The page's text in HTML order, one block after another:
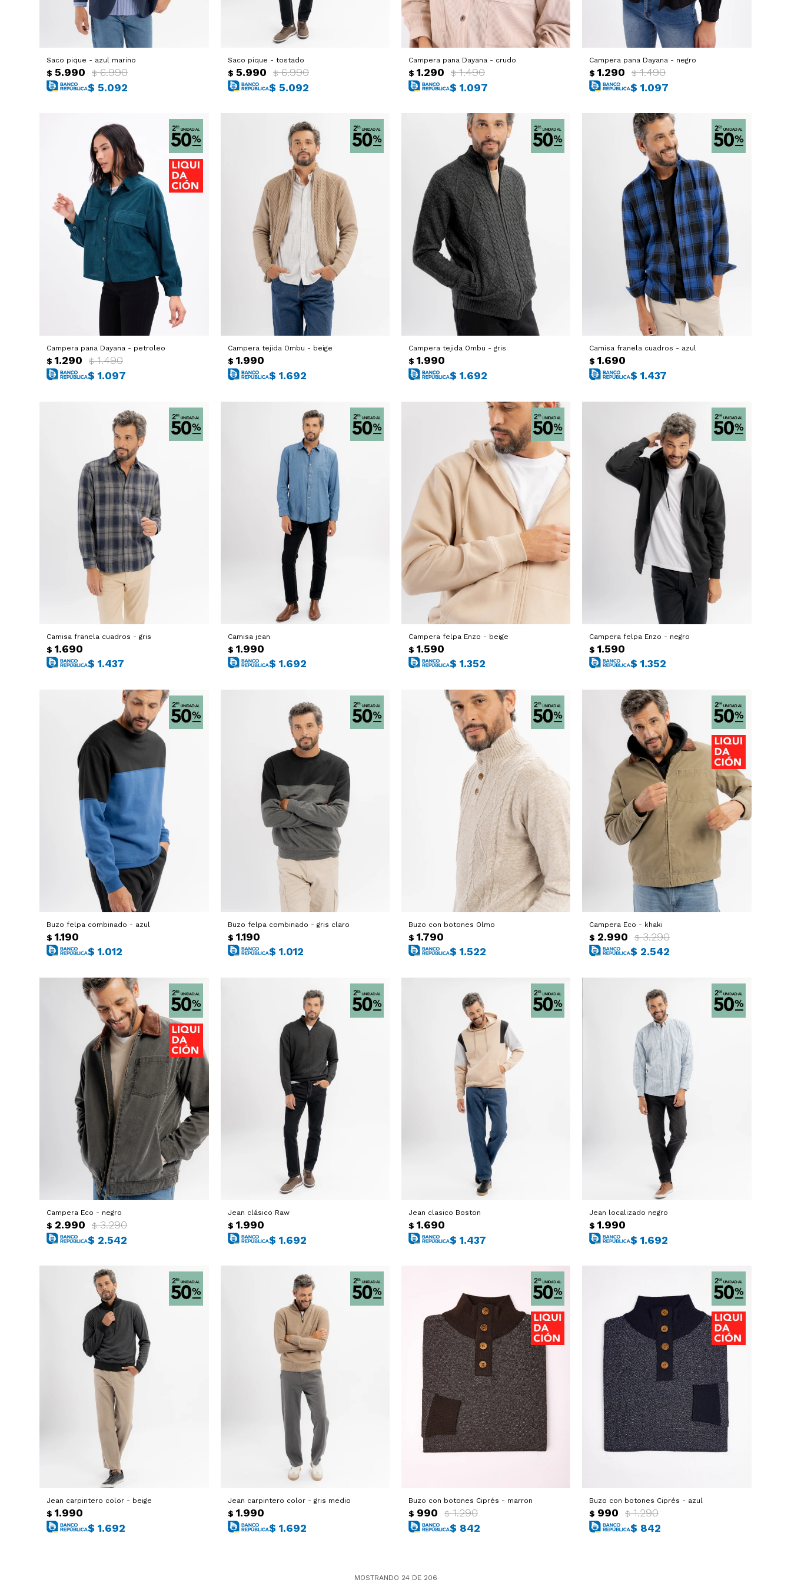
Saco pique - azul marino
$ 5.990 $ 6.990
$ 5.092
Saco pique - tostado
$ 5.990 $ 6.990
$ 5.092
Campera pana Dayana - crudo
$ 1.290 $ 1.490
$ 1.097
Campera pana Dayana - negro
$ 1.290 $ 1.490
$ 1.097
Campera pana Dayana - petroleo
$ 1.290 $ 1.490
$ 1.097
Campera tejida Ombu - beige
$ 1.990
$ 1.692
Campera tejida Ombu - gris
$ 1.990
$ 1.692
Camisa franela cuadros - azul
$ 1.690
$ 1.437
Camisa franela cuadros - gris
$ 1.690
$ 1.437
Camisa jean
$ 1.990
$ 1.692
Campera felpa Enzo - beige
$ 1.590
$ 1.352
Campera felpa Enzo - negro
$ 1.590
$ 1.352
Buzo felpa combinado - azul
$ 1.190
$ 1.012
Buzo felpa combinado - gris claro
$ 1.190
$ 1.012
Buzo con botones Olmo
$ 1.790
$ 1.522
Campera Eco - khaki
$ 2.990 $ 3.290
$ 2.542
Campera Eco - negro
$ 2.990 $ 3.290
$ 2.542
Jean clásico Raw
$ 1.990
$ 1.692
Jean clasico Boston
$ 1.690
$ 1.437
Jean localizado negro
$ 1.990
$ 1.692
Jean carpintero color - beige
$ 1.990
$ 1.692
Jean carpintero color - gris medio
$ 1.990
$ 1.692
Buzo con botones Ciprés - marron
$ 990 $ 1.290
$ 842
Buzo con botones Ciprés - azul
$ 990 $ 1.290
$ 842
MOSTRANDO 24DE 206